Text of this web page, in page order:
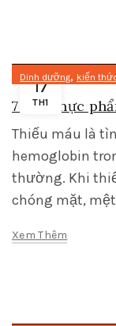
17
TH1
Dinh dưỡng, kiến
7 loại thực
Thiếu máu là
hemoglobin
thường. Khi
chóng mặt,
Xem Thêm